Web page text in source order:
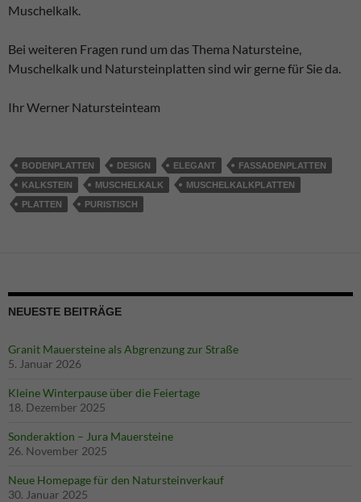
Muschelkalk.
Bei weiteren Fragen rund um das Thema Natursteine,
Muschelkalk und Natursteinplatten sind wir gerne für Sie da.
Ihr Werner Natursteinteam
BODENPLATTEN DESIGN ELEGANT
FASSADENPLATTEN
KALKSTEIN
MUSCHELKALK
MUSCHELKALKPLATTEN
PLATTEN
PURISTISCH
NEUESTE BEITRÄGE
Granit Mauersteine als Abgrenzung zur Straße
5. Januar 2026
Kleine Winterpause über die Feiertage
18. Dezember 2025
Sonderaktion – Jura Mauersteine
26. November 2025
Neue Homepage für den Natursteinverkauf
30. Januar 2025